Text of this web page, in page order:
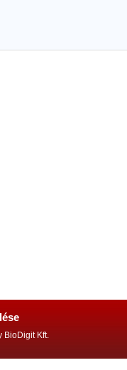
BioDigit Kft.